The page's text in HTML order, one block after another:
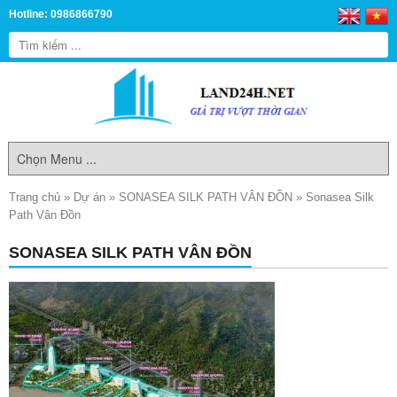
Hotline: 0986866790
Trang chủ » Dự án » SONASEA SILK PATH VÂN ĐỒN » Sonasea Silk
Path Vân Đồn
SONASEA SILK PATH VÂN ĐỒN